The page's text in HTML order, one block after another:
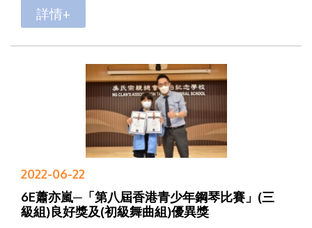
詳情+
2022-06-22
6E蕭亦嵐─「第八屆香港青少年鋼琴比賽」(三
級組)良好獎及(初級舞曲組)優異獎